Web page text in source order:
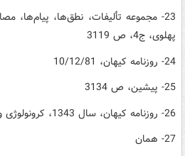
23- مجموعه‌ تألیفات، نطق‌ها، پیام‌ها،
پهلوی، ج4، ص 3119
24- روزنامه‌ کیهان، 10/12/81
25- پیشین، ص 3134
26- روزنامه‌ کیهان، سال 1343، کرونولوژی وقایع سال 1341
27- همان